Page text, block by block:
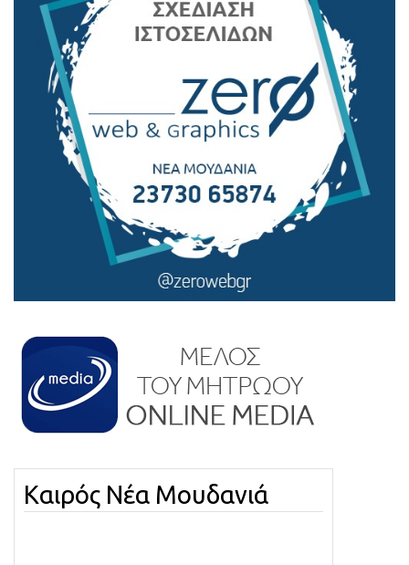
Καιρός Νέα Μουδανιά